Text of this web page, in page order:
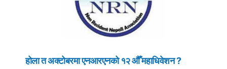
होला त अक्टोबरमा एनआरएनको १२ औँ महाधिवेशन ?